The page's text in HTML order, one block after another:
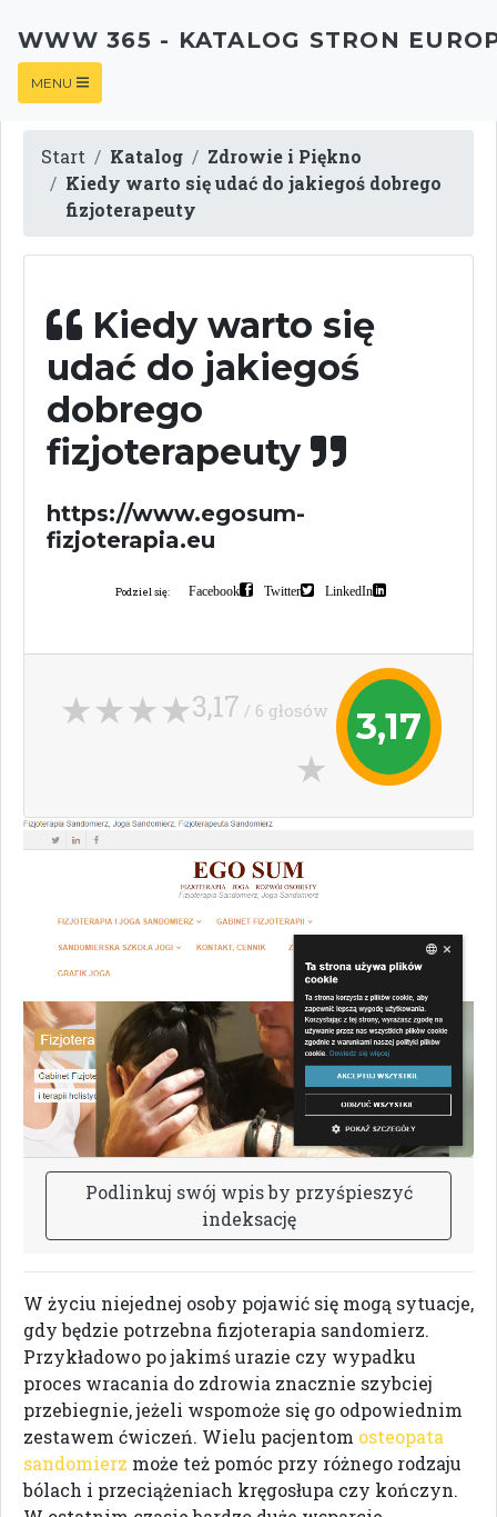
WWW 365 - KATALOG STRON
MENU
Start Katalog
Zdrowie i Piękno
Kiedy warto się udać do jakiegoś dobrego
fizjoterapeuty
Kiedy warto się
udać do jakiegoś
dobrego
fizjoterapeuty
https://www.egosum-
fizjoterapia.eu
Podziel się: Facebook Twitter LinkedIn
3,17
3,17 / 6 głosów
Podlinkuj swój wpisby przyśpieszyć
indeksację
W życiu niejednej osoby pojawić się mogą sytuacje,
gdy będzie potrzebna fizjoterapia sandomierz.
Przykładowo po jakimś urazie czy wypadku
proces wracania do zdrowia znacznie szybciej
przebiegnie, jeżeli wspomoże się go odpowiednim
zestawem ćwiczeń. Wielu pacjentom osteopata
sandomierz może też pomóc przy różnego rodzaju
bólach i przeciążeniach kręgosłupa czy kończyn.